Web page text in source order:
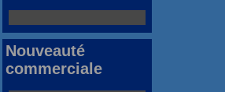
Nouveauté
commerciale